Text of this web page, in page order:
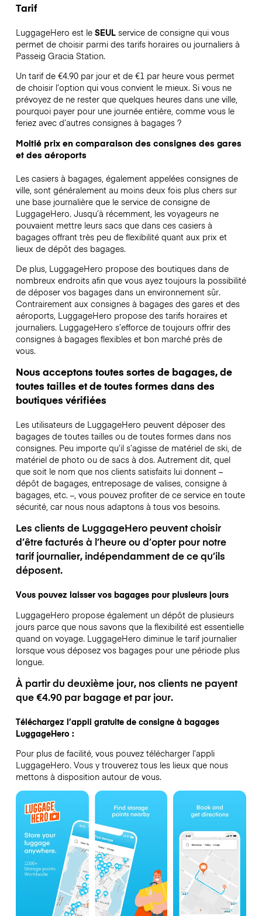
Tarif
LuggageHero est le SEULservice de consigne qui vous
permet de choisir parmi des tarifs horaires ou journaliers à
Passeig Gracia Station.
Un tarif de €4.90 par jour et de €1 par heure vous permet
de choisir l’option qui vous convient le mieux. Si vous ne
prévoyez de ne rester que quelques heures dans une ville,
pourquoi payer pour une journée entière, comme vous le
feriez avec d’autres consignes à bagages ?
Moitié prix en comparaison des consignes des gares
et des aéroports
Les casiers à bagages, également appelées consignes de
ville, sont généralement au moins deux fois plus chers sur
une base journalière que le service de consigne de
LuggageHero. Jusqu’à récemment, les voyageurs ne
pouvaient mettre leurs sacs que dans ces casiers à
bagages offrant très peu de flexibilité quant aux prix et
lieux de dépôt des bagages.
De plus, LuggageHero propose des boutiques dans de
nombreux endroits afin que vous ayez toujours la possibilité
de déposer vos bagages dans un environnement sûr.
Contrairement aux consignes à bagages des gares et des
aéroports, LuggageHero propose des tarifs horaires et
journaliers. LuggageHero s’efforce de toujours offrir des
consignes à bagages flexibles et bon marché près de
vous.
Nous acceptons toutes sortes de bagages, de
toutes tailles et de toutes formes dans des
boutiques vérifiées
Les utilisateurs de LuggageHero peuvent déposer des
bagages de toutes tailles ou de toutes formes dans nos
consignes. Peu importe qu’il s’agisse de matériel de ski, de
matériel de photo ou de sacs à dos. Autrement dit, quel
que soit le nom que nos clients satisfaits lui donnent –
dépôt de bagages, entreposage de valises, consigne à
bagages, etc. –, vous pouvez profiter de ce service en toute
sécurité, car nous nous adaptons à tous vos besoins.
Les clients de LuggageHero peuvent choisir
d’être facturés à l’heure ou d’opter pour notre
tarif journalier, indépendamment de ce qu’ils
déposent.
Vous pouvez laisser vos bagages pour plusieurs jours
LuggageHero propose également un dépôt de plusieurs
jours parce que nous savons que la flexibilité est essentielle
quand on voyage. LuggageHero diminue le tarif journalier
lorsque vous déposez vos bagages pour une période plus
longue.
À partir du deuxième jour, nos clients ne payent
que €4.90 par bagage et par jour.
Téléchargez l’appli gratuite de consigne à bagages
LuggageHero :
Pour plus de facilité, vous pouvez télécharger l’appli
LuggageHero. Vous y trouverez tous les lieux que nous
mettons à disposition autour de vous.